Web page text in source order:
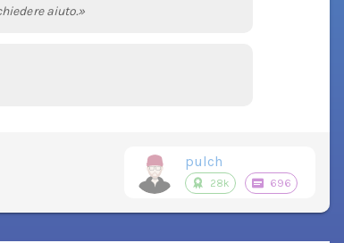
aiuto.»
pulch
28k 696